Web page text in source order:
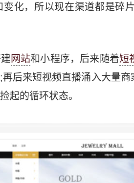
化，所以现在渠道都是碎
网站和小程序，后来随着短
后来短视频直播涌入大量
起的循环状态。